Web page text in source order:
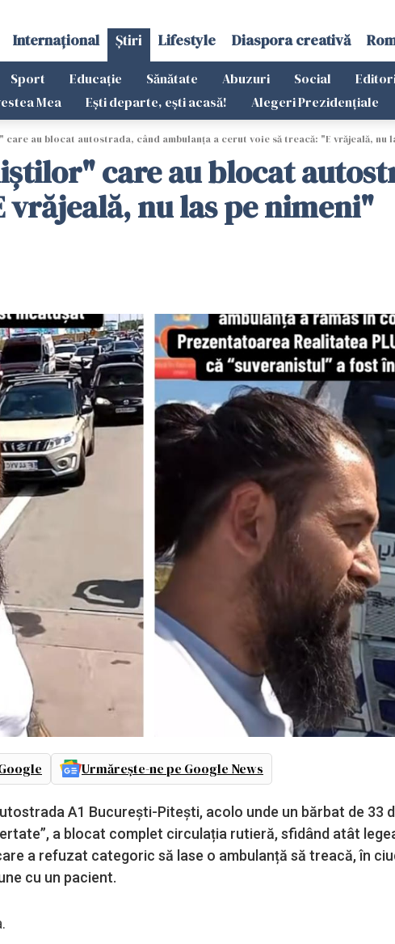
Internațional Știri Lifestyle Diaspora creativă
Sport Educație Sănătate Abuzuri Social
Mea
Ești departe, ești acasă! Alegeri Prezidențiale
au blocat autostrada, când ambulanța a cerut voie să treacă: "E vrăjeală, nu
care au blocat
vrăjeală, nu las pe nimeni"
Urmărește-ne pe Google News
A1 București-Pitești, acolo unde un bărbat de 33
a blocat complet circulația rutieră, sfidând atât
a refuzat categoric să lase o ambulanță să treacă, în
cu un pacient.